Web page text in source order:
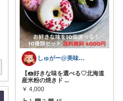
しゅがー@美味しいスイーツや雑貨紹介
【🍩好きな味を選べる♡北海道
産米粉の焼きド ...
￥ 4,000